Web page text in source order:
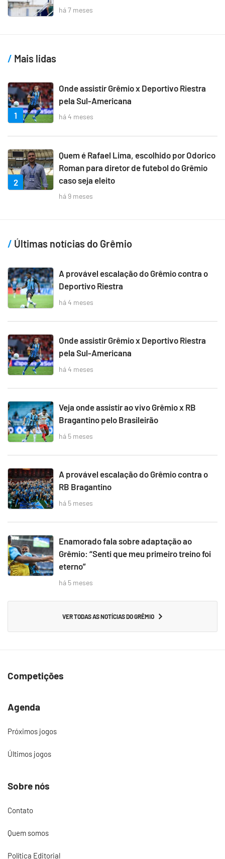
há 7 meses
Mais lidas
1
Onde assistir Grêmio x Deportivo Riestra
pela Sul-Americana
há 4 meses
2
Quem é Rafael Lima, escolhido por Odorico
Roman para diretor de futebol do Grêmio
caso seja eleito
há 9 meses
Últimas notícias do Grêmio
A provável escalação do Grêmio contra o
Deportivo Riestra
há 4 meses
Onde assistir Grêmio x Deportivo Riestra
pela Sul-Americana
há 4 meses
Veja onde assistir ao vivo Grêmio x RB
Bragantino pelo Brasileirão
há 5 meses
A provável escalação do Grêmio contra o
RB Bragantino
há 5 meses
Enamorado fala sobre adaptação ao
Grêmio: “Senti que meu primeiro treino foi
eterno”
há 5 meses
VER TODAS AS NOTÍCIAS DO GRÊMIO
Competições
Agenda
Próximos jogos
Últimos jogos
Sobre nós
Contato
Quem somos
Política Editorial